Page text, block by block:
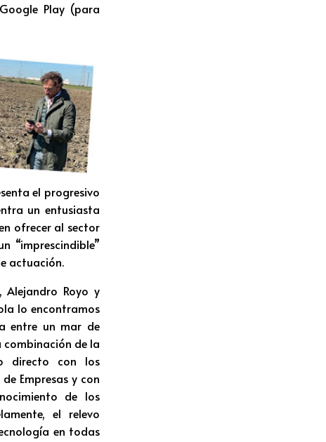
Play (para
el progresivo
un entusiasta
ofrecer al sector
“imprescindible”
actuación.
Alejandro Royo y
lo encontramos
entre un mar de
combinación de la
directo con los
Empresas y con
de los
el relevo
en todas